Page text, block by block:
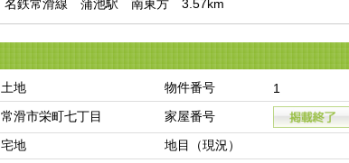
名鉄常滑線　蒲池駅　南東方　3.57km
土地 物件番号
1
常滑市栄町七丁目
家屋番号
宅地
地目（現況）